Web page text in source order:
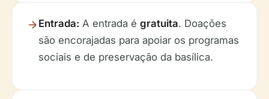
Entrada: A entrada é gratuita. Doações
são encorajadas para apoiar os programas
sociais e de preservação da basílica.